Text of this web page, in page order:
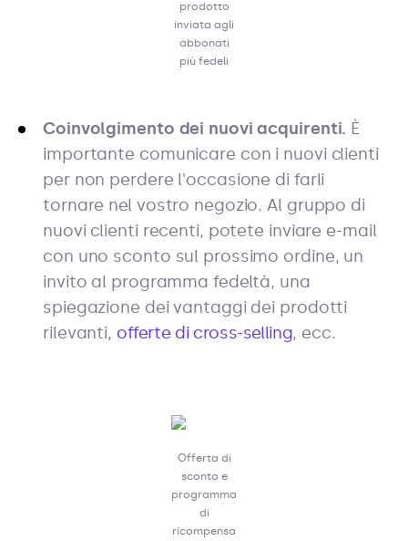
prodotto
inviata agli
abbonati
più fedeli
Coinvolgimento dei nuovi acquirenti. È
importante comunicare con i nuovi clienti
per non perdere l'occasione di farli
tornare nel vostro negozio. Al gruppo di
nuovi clienti recenti, potete inviare e-mail
con uno sconto sul prossimo ordine, un
invito al programma fedeltà, una
spiegazione dei vantaggi dei prodotti
rilevanti, offerte di cross-selling, ecc.
Offerta di
sconto e
programma
di
ricompensa